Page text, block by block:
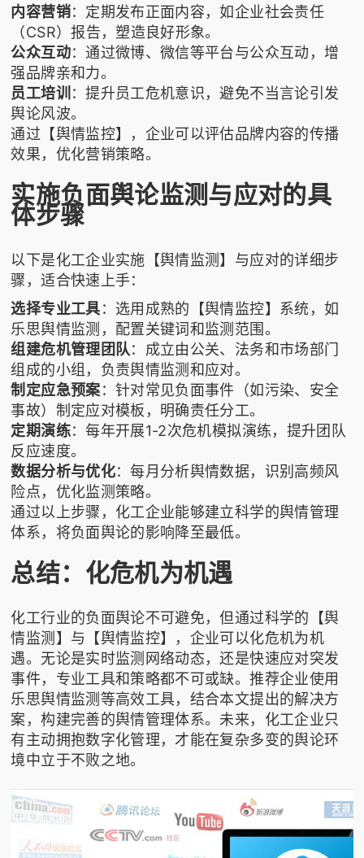
内容营销：定期发布正面内容，如企业社会责任
（CSR）报告，塑造良好形象。
公众互动：通过微博、微信等平台与公众互动，增
强品牌亲和力。
员工培训 ：提升员工危机意识，避免不当言论引发
舆论风波。
通过【舆情监控】，企业可以评估品牌内容的传播
效果，优化营销策略。
实施负面舆论监测与应对的具
体步骤
以下是化工企业实施【舆情监测】与应对的详细步
骤，适合快速上手：
选择专业工具：选用成熟的【舆情监控】系统，如
乐思舆情监测，配置关键词和监测范围。
组建危机管理团队：成立由公关、法务和市场部门
组成的小组，负责舆情监测和应对。
制定应急预案：针对常见负面事件（如污染、安全
事故）制定应对模板，明确责任分工。
定期演练：每年开展1-2次危机模拟演练，提升团队
反应速度。
数据分析与优化：每月分析舆情数据，识别高频风
险点，优化监测策略。
通过以上步骤，化工企业能够建立科学的舆情管理
体系，将负面舆论的影响降至最低。
总结：化危机为机遇
化工行业的负面舆论不可避免，但通过科学的【舆
情监测】与【舆情监控】，企业可以化危机为机
遇。无论是实时监测网络动态，还是快速应对突发
事件，专业工具和策略都不可或缺。推荐企业使用
乐思舆情监测等高效工具，结合本文提出的解决方
案，构建完善的舆情管理体系。未来，化工企业只
有主动拥抱数字化管理，才能在复杂多变的舆论环
境中立于不败之地。